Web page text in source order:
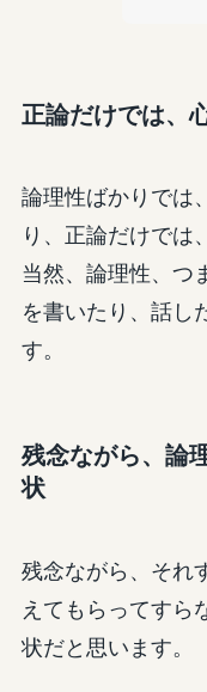
正論だけでは、
論理性ばかりでは
り、正論だけでは
当然、論理性、つ
を書いたり、話し
す。
残念ながら、論
状
残念ながら、それ
えてもらってすら
状だと思います。